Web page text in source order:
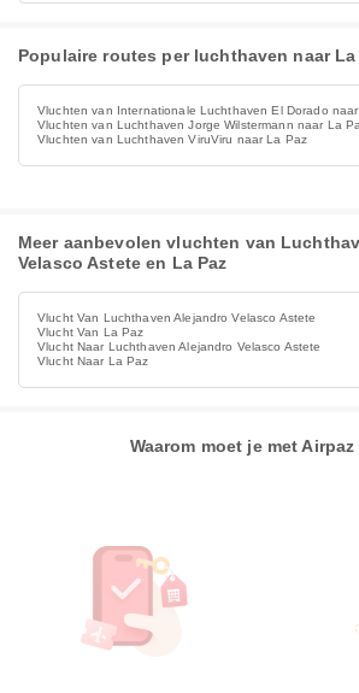
Populaire routes per luchthaven naar La
Vluchten van Internationale Luchthaven El Dorado
Vluchten van Luchthaven Jorge Wilstermann naar La
Vluchten van Luchthaven ViruViru naar La Paz
Meer aanbevolen vluchten van
Velasco Astete en La Paz
Vlucht Van Luchthaven Alejandro Velasco Astete
Vlucht Van La Paz
Vlucht Naar Luchthaven Alejandro Velasco Astete
Vlucht Naar La Paz
Waarom moet je met Airpaz